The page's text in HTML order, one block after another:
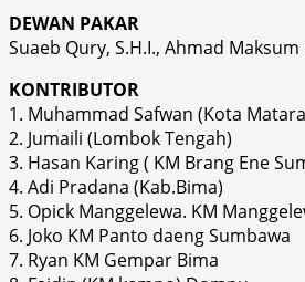
DEWAN PAKAR
Suaeb Qury, S.H.I., Ahmad Maksum
KONTRIBUTOR
1. Muhammad Safwan (Kota
2. Jumaili (Lombok Tengah)
3. Hasan Karing ( KM Brang Ene
4. Adi Pradana (Kab.Bima)
5. Opick Manggelewa. KM
6. Joko KM Panto daeng Sumbawa
7. Ryan KM Gempar Bima